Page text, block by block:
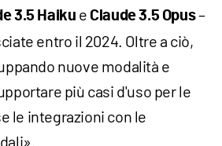
3.5 Haiku e Claude 3.5 Opus–
entro il 2024. Oltre a ciò,
nuove modalità e
più casi d'uso per le
le integrazioni con le